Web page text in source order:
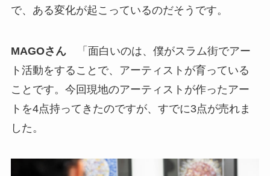
で、ある変化が起こっているのだそうです。
MAGOさん「面白いのは、僕がスラム街でアー
ト活動をすることで、アーティストが育っている
ことです。今回現地のアーティストが作ったアー
トを4点持ってきたのですが、すでに3点が売れま
した。